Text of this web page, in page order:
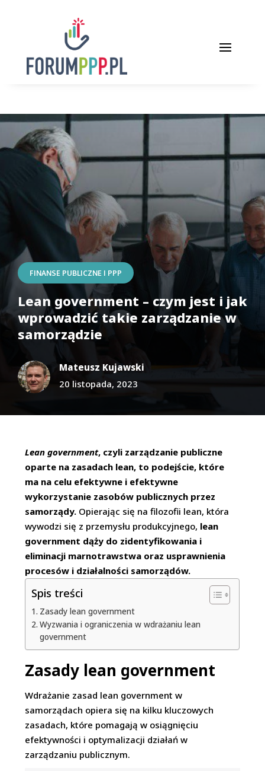
FINANSE PUBLICZNE I PPP
Lean government – czym jest i jak
wprowadzić takie zarządzanie w
samorządzie
Mateusz Kujawski
20 listopada, 2023
Lean government, czyli zarządzanie publiczne
oparte na zasadach lean, to podejście, które
ma na celu efektywne i efektywne
wykorzystanie zasobów publicznych przez
samorządy. Opierając się na filozofii lean, która
wywodzi się z przemysłu produkcyjnego, lean
government dąży do zidentyfikowania i
eliminacji marnotrawstwa oraz usprawnienia
procesów i działalności samorządów.
Spis treści
Zasady lean government
Wyzwania i ograniczenia w wdrażaniu lean
government
Zasady lean government
Wdrażanie zasad lean government w
samorządach opiera się na kilku kluczowych
zasadach, które pomagają w osiągnięciu
efektywności i optymalizacji działań w
zarządzaniu publicznym.